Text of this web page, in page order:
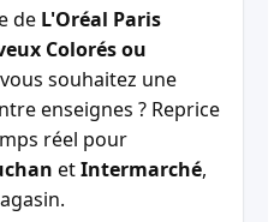
de L'Oréal Paris
Colorés ou
souhaitez une
enseignes ? Reprice
réel pour
etIntermarché,